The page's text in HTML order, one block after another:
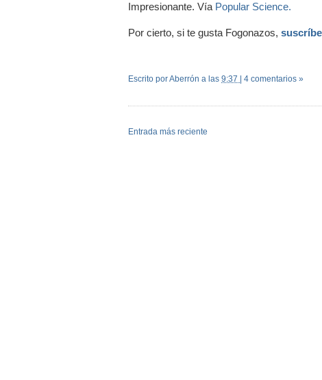
Impresionante. Vía Popular Science.
Por cierto, si te gusta Fogonazos,
Escrito por Aberrón a las 9:37 | 4 comentarios »
Entrada más reciente